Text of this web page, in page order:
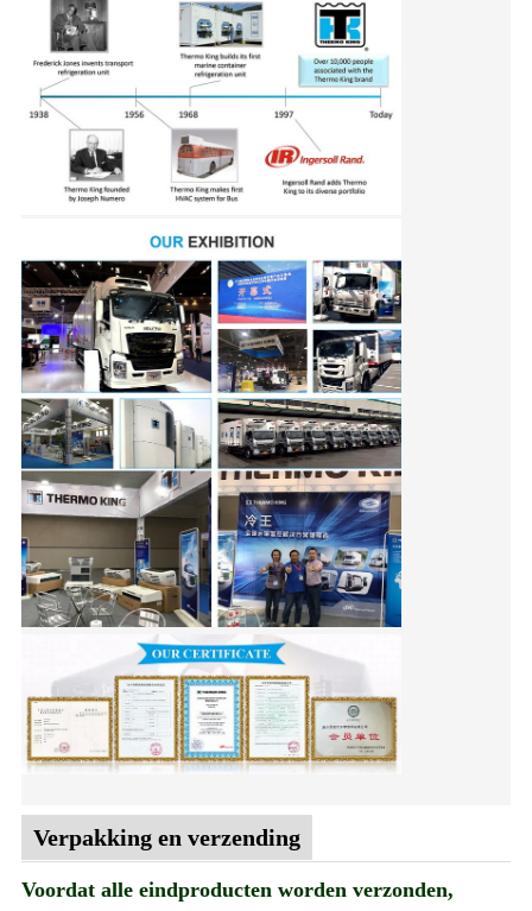
Verpakking en verzending
Voordat alle eindproducten worden verzonden,